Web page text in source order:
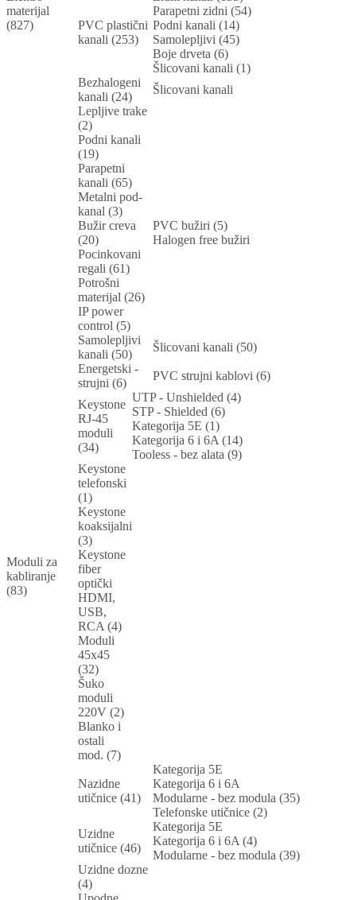
materijal
(827)
PVC plastični
kanali (253)
Parapetni zidni (54)
Podni kanali (14)
Samolepljivi (45)
Boje drveta (6)
Šlicovani kanali (1)
Bezhalogeni
kanali (24)
Šlicovani kanali
Lepljive trake
(2)
Podni kanali
(19)
Parapetni
kanali (65)
Metalni pod-
kanal (3)
Bužir creva
(20)
PVC bužiri (5)
Halogen free bužiri
Pocinkovani
regali (61)
Potrošni
materijal (26)
IP power
control (5)
Samolepljivi
kanali (50)
Šlicovani kanali (50)
Energetski -
strujni (6)
PVC strujni kablovi (6)
Moduli za
kabliranje
(83)
Keystone
RJ-45
moduli
(34)
UTP - Unshielded (4)
STP - Shielded (6)
Kategorija 5E (1)
Kategorija 6 i 6A (14)
Tooless - bez alata (9)
Keystone
telefonski
(1)
Keystone
koaksijalni
(3)
Keystone
fiber
optički
HDMI,
USB,
RCA (4)
Moduli
45x45
(32)
Šuko
moduli
220V (2)
Blanko i
ostali
mod. (7)
Nazidne
utičnice (41)
Kategorija 5E
Kategorija 6 i 6A
Modularne - bez modula (35)
Telefonske utičnice (2)
Uzidne
utičnice (46)
Kategorija 5E
Kategorija 6 i 6A (4)
Modularne - bez modula (39)
Uzidne dozne
(4)